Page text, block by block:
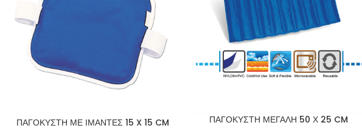
ΠΑΓΟΚΥΣΤΗ ΜΕ ΙΜΑΝΤΕΣ 15 X 15 CM ΠΑΓΟΚΥΣΤΗ ΜΕΓΑΛΗ 50 Χ 25 CM